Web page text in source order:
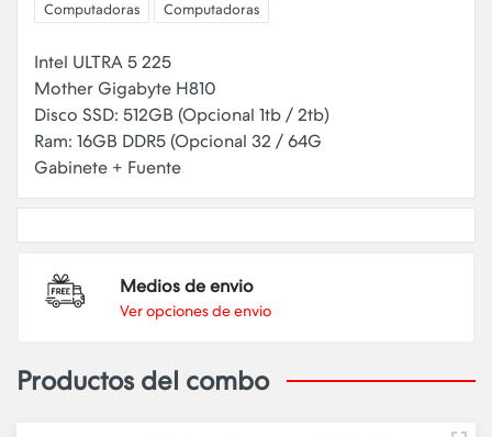
Computadoras Computadoras
Intel ULTRA 5 225
Mother Gigabyte H810
Disco SSD: 512GB (Opcional 1tb / 2tb)
Ram: 16GB DDR5 (Opcional 32 / 64G
Medios de envio
Ver opciones de envio
Productos del combo